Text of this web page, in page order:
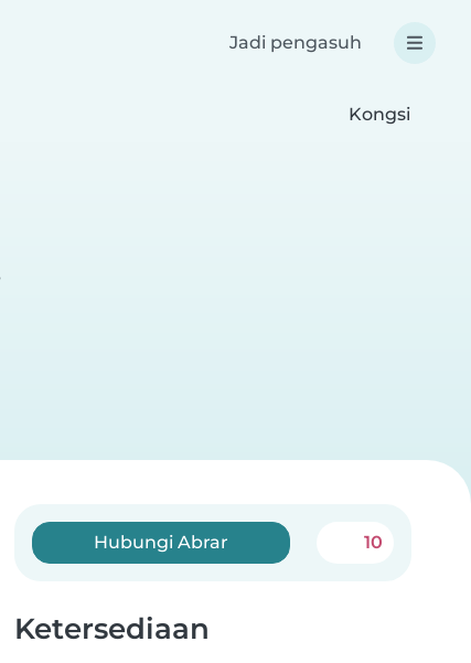
Jadi pengasuh
Kongsi
Hubungi Abrar 10
Ketersediaan